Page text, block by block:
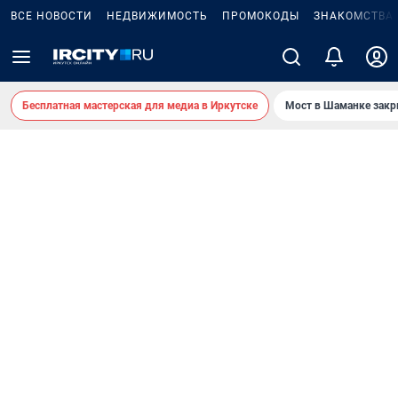
ВСЕ НОВОСТИ НЕДВИЖИМОСТЬ ПРОМОКОДЫ ЗНАКОМСТВА
Бесплатная мастерская для медиа в Иркутске Мост в Шаманке